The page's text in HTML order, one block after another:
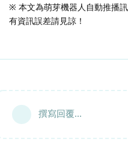
※ 本文為萌芽機器人自動推播
有資訊誤差請見諒！
撰寫回覆...